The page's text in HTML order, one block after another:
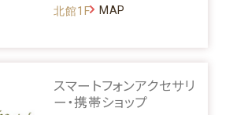
北館1F MAP
スマートフォンアクセサリ
ー・携帯ショップ